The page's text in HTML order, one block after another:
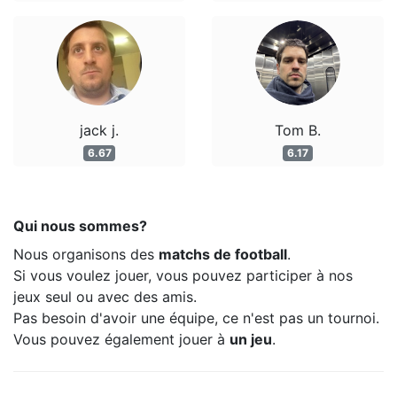
jack j.
6.67
Tom B.
6.17
Qui nous sommes?
Nous organisons des matchs de football.
Si vous voulez jouer, vous pouvez participer à nos
jeux seul ou avec des amis.
Pas besoin d'avoir une équipe, ce n'est pas un tournoi.
Vous pouvez également jouer à un jeu.